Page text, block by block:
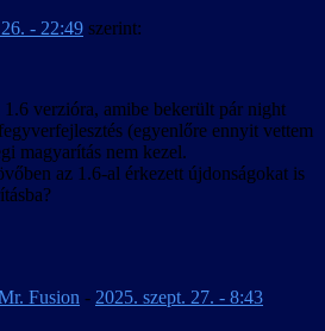
- 22:49 szerint:
verzióra, amibe bekerült pár night
(egyenlőre ennyit vettem
magyarítás nem kezel.
az 1.6-al érkezett újdonságokat is
Fusion - 2025. szept. 27. - 8:43